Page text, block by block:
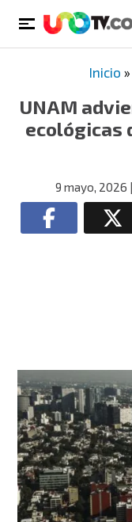
Inicio »
UNAM
ecológicas
9 mayo, 2026